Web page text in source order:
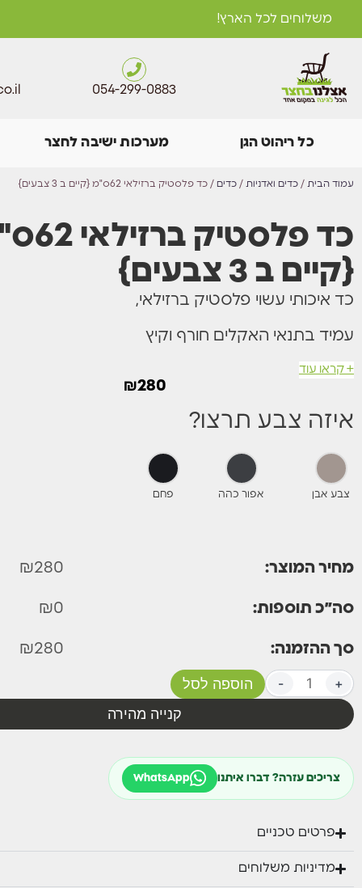
משלוחים לכל הארץ!
054-299-0883
כל ריהוט הגן מערכות ישיבה לחצר
עמוד הבית / כדים ואדניות / כדים / כד פלסטיק ברזילאי 62ס"מ {קיים ב 3 צבעים}
כד פלסטיק
{קיים ב 3 צבעים}
כד איכותי עשוי פלסטיק ברזילאי,
עמיד בתנאי האקלים חורף וקיץ
10 שנות אחריות
מידה: 62*33 ס"מ
+ קראו עוד
₪280
איזה צבע תרצו?
צבע אבן אפור כהה פחם
מחיר המוצר: ₪280
סה״כ תוספות: ₪0
סך ההזמנה: ₪280
- +
הוספה לסל
קנייה מהירה
צריכים עזרה? דברו איתנו WhatsApp
פרטים טכניים
מדיניות משלוחים